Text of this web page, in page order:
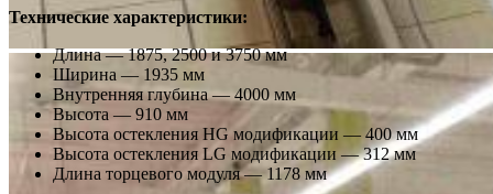
Технические характеристики:
Длина — 1875, 2500 и 3750 мм
Ширина — 1935 мм
Внутренняя глубина — 4000 мм
Высота — 910 мм
Высота остекления НG модификации — 400 мм
Высота остекления LG модификации — 312 мм
Длина торцевого модуля — 1178 мм